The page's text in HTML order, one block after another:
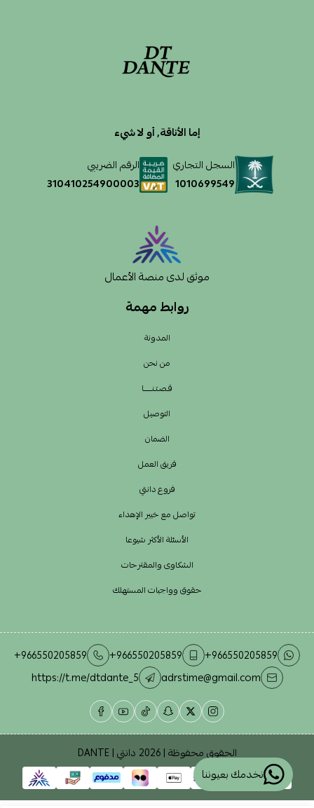
روابط مهمة
المدونة
من نحن
قـصـتـنــــــا
التوصيل
الضمان
فريق العمل
فروع دانتي
تواصل مع خبير الإهداء
الأسئلة الأكثر شيوعا
الشكاوى والمقترحات
حقوق وواجبات المستهلك
إما الأناقة, أو لا شيء
السجل التجاري
1010699549
الرقم الضريبي
310410254900003
موثق لدى منصة الأعمال
+966550205859
+966550205859
+966550205859
adrstime@gmail.com
https://t.me/dtdante_5
الحقوق محفوظة | 2026 دانتي | DANTE
نخدمك بعيوننا